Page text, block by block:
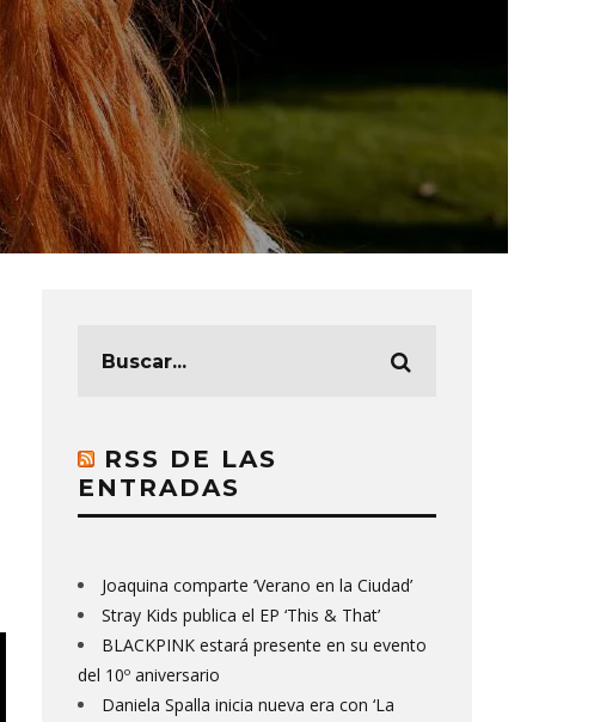
RSS DE LAS
ENTRADAS
Joaquina comparte ‘Verano en la Ciudad’
Stray Kids publica el EP ‘This & That’
BLACKPINK estará presente en su evento
del 10º aniversario
Daniela Spalla inicia nueva era con ‘La